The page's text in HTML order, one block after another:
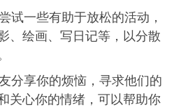
一些有助于放松的活动，
、绘画、写日记等，以分散
享你的烦恼，寻求他们的
关心你的情绪，可以帮助你